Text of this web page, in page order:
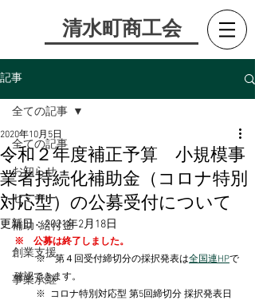
​清水町商工会
記事
全ての記事
お知らせ
セミナー
補助･給付金
創業支援
事業承継
全ての記事
令和２年度補正予算 小規模事
業者持続化補助金（コロナ特別
対応型）の公募受付について
2020年10月5日
更新日：2021年2月18日
※　公募は終了しました。
         ※　第４回受付締切分の採択発表は
全国連HPで
確認できます。